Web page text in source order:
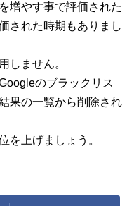
増やす事で評価された
された時期もありまし
しません。
のブラックリス
果の一覧から削除され
を上げましょう。